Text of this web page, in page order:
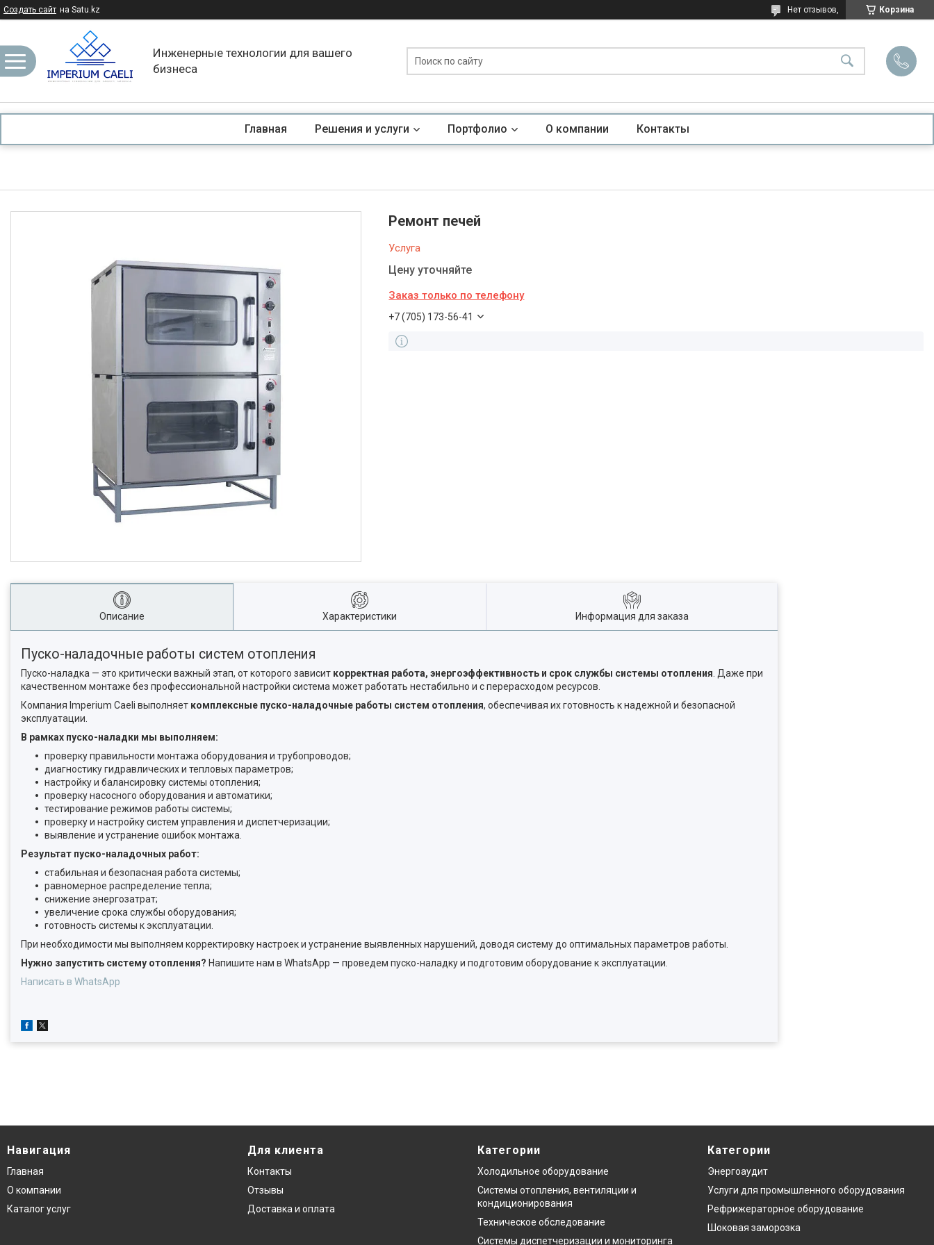
Создать сайт на Satu.kz Корзина
Нет отзывов,
Инженерные технологии для вашего
бизнеса
Главная Решения и услуги Портфолио О компании Контакты
Ремонт печей
Услуга
Цену уточняйте
Заказ только по телефону
+7 (705) 173-56-41
Описание Характеристики Информация для заказа
Пуско-наладочные работы систем отопления
Пуско-наладка — это критически важный этап, от которого зависит корректная работа, энергоэффективность и срок службы системы отопления . Даже при
качественном монтаже без профессиональной настройки система может работать нестабильно и с перерасходом ресурсов.
Компания Imperium Caeli выполняет комплексные пуско-наладочные работы систем отопления, обеспечивая их готовность к надежной и безопасной
эксплуатации.
В рамках пуско-наладки мы выполняем:
проверку правильности монтажа оборудования и трубопроводов;
диагностику гидравлических и тепловых параметров;
настройку и балансировку системы отопления;
проверку насосного оборудования и автоматики;
тестирование режимов работы системы;
проверку и настройку систем управления и диспетчеризации;
выявление и устранение ошибок монтажа.
Результат пуско-наладочных работ:
стабильная и безопасная работа системы;
равномерное распределение тепла;
снижение энергозатрат;
увеличение срока службы оборудования;
готовность системы к эксплуатации.
При необходимости мы выполняем корректировку настроек и устранение выявленных нарушений, доводя систему до оптимальных параметров работы.
Нужно запустить систему отопления? Напишите нам в WhatsApp — проведем пуско-наладку и подготовим оборудование к эксплуатации.
Написать в WhatsApp
Навигация
Главная
О компании
Каталог услуг
Для клиента
Контакты
Отзывы
Доставка и оплата
Категории
Холодильное оборудование
Системы отопления, вентиляции и
кондиционирования
Техническое обследование
Системы диспетчеризации и мониторинга
Категории
Энергоаудит
Услуги для промышленного оборудования
Рефрижераторное оборудование
Шоковая заморозка